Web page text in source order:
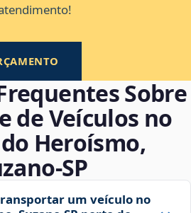
Sobre
de Veículos no
Heroísmo,
um veículo no